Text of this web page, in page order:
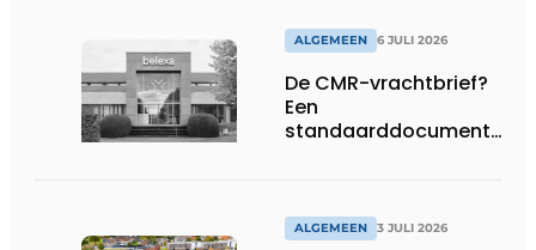
ALGEMEEN 6 JULI 2026
De CMR-vrachtbrief?
Een
standaarddocument
ALGEMEEN 3 JULI 2026